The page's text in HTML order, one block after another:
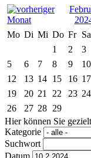
Mo Di Mi Do Fr Sa
1
2 3
5
6 7 8 9 10
12
13 14 15 16 17
19
20 21 22 23 24
26
27 28 29
Hier können Sie
Kategorie
Suchwort